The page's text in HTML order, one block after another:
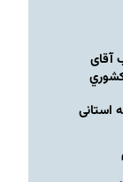
آقای
استانی